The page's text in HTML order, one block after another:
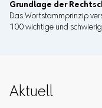
Grundlage der
Das Wortstammprinzip
100 wichtige und
Aktuell